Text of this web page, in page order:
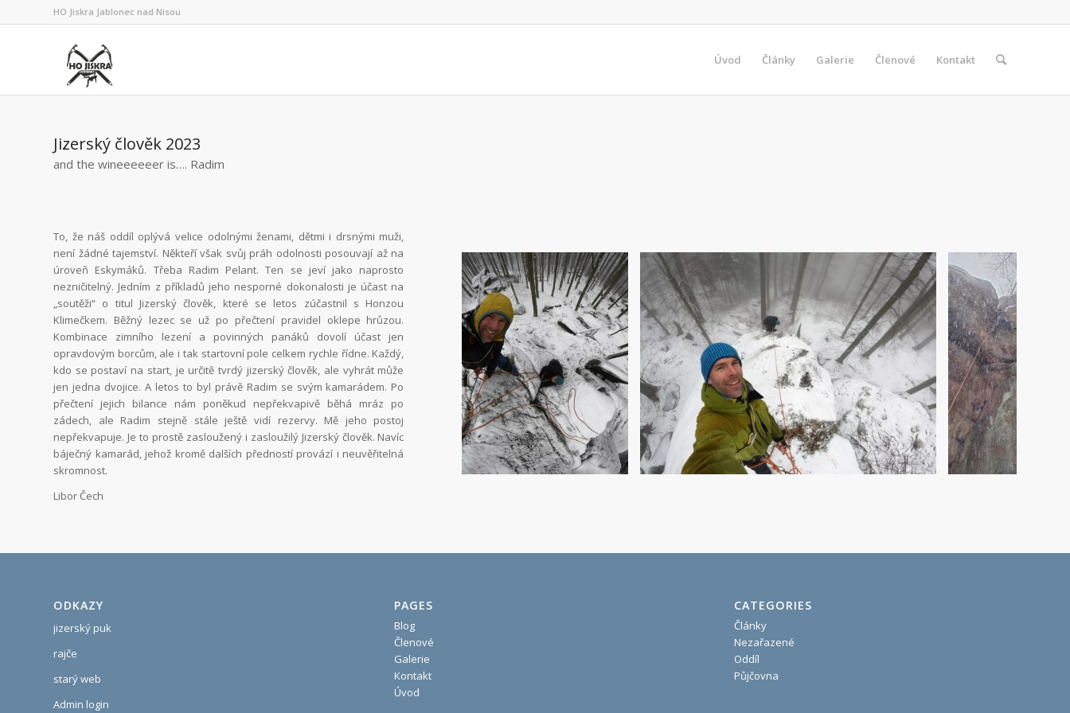
HO Jiskra Jablonec nad Nisou
Úvod Články Galerie Členové Kontakt
Jizerský člověk 2023
and the wineeeeeer is…. Radim
To, že náš oddíl oplývá velice odolnými ženami, dětmi i drsnými muži,
není žádné tajemství. Někteří však svůj práh odolnosti posouvají až na
úroveň Eskymáků. Třeba Radim Pelant. Ten se jeví jako naprosto
nezničitelný. Jedním z příkladů jeho nesporné dokonalosti je účast na
„soutěži“ o titul Jizerský člověk, které se letos zúčastnil s Honzou
Klimečkem. Běžný lezec se už po přečtení pravidel oklepe hrůzou.
Kombinace zimního lezení a povinných panáků dovolí účast jen
opravdovým borcům, ale i tak startovní pole celkem rychle řídne. Každý,
kdo se postaví na start, je určitě tvrdý jizerský člověk, ale vyhrát může
jen jedna dvojice. A letos to byl právě Radim se svým kamarádem. Po
přečtení jejich bilance nám poněkud nepřekvapivě běhá mráz po
zádech, ale Radim stejně stále ještě vidí rezervy. Mě jeho postoj
nepřekvapuje. Je to prostě zasloužený i zasloužilý Jizerský člověk. Navíc
báječný kamarád, jehož kromě dalších předností provází i neuvěřitelná
skromnost.
Libor Čech
ODKAZY
jizerský puk
rajče
starý web
Admin login
PAGES
Blog
Členové
Galerie
Kontakt
Úvod
CATEGORIES
Články
Nezařazené
Oddíl
Půjčovna